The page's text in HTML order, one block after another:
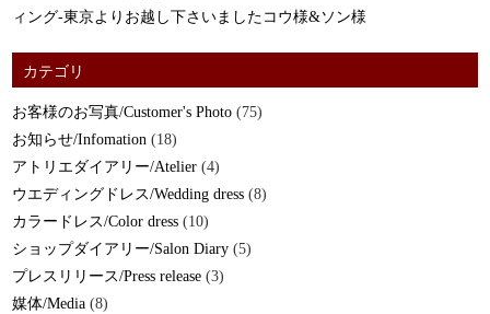
ィング-東京よりお越し下さいましたコウ様&ソン様
カテゴリ
お客様のお写真/Customer's Photo (75)
お知らせ/Infomation (18)
アトリエダイアリー/Atelier (4)
ウエディングドレス/Wedding dress (8)
カラードレス/Color dress (10)
ショップダイアリー/Salon Diary (5)
プレスリリース/Press release (3)
媒体/Media (8)